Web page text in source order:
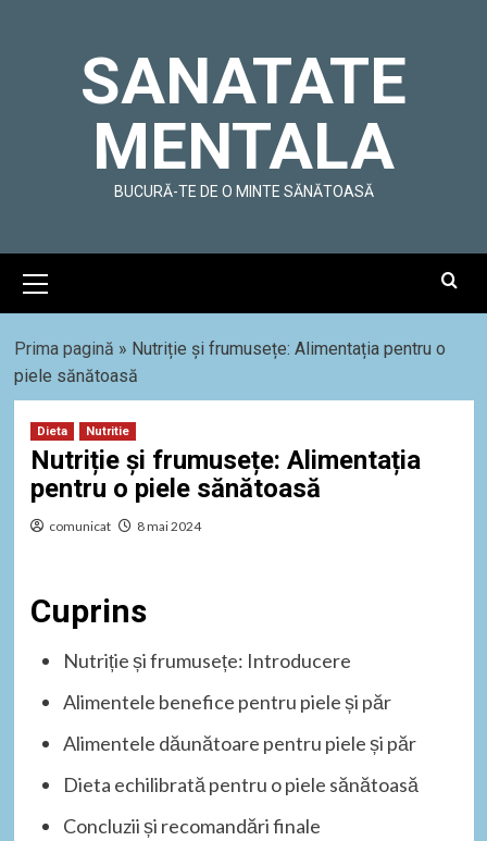
SANATATE
MENTALA
BUCURĂ-TE DE O MINTE SĂNĂTOASĂ
Menu
Prima pagină » Nutriție și frumusețe: Alimentația pentru o
piele sănătoasă
Dieta Nutritie
Nutriție și frumusețe: Alimentația
pentru o piele sănătoasă
comunicat 8 mai 2024
Cuprins
Nutriție și frumusețe: Introducere
Alimentele benefice pentru piele și păr
Alimentele dăunătoare pentru piele și păr
Dieta echilibrată pentru o piele sănătoasă
Concluzii și recomandări finale